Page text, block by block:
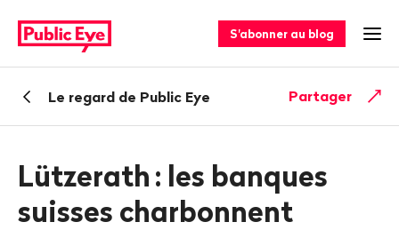
sur
publiceye.ch
rapide
S'abonner au blog
RetourLe regard de Public Eye Partager
Lützerath : les banques
suisses charbonnent